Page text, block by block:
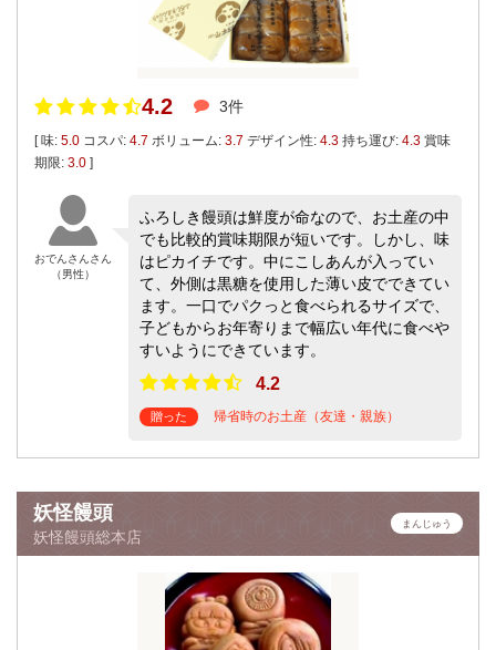
4.2 3件
[ 味: 5.0 コスパ: 4.7 ボリューム: 3.7 デザイン性: 4.3 持ち運び: 4.3 賞味
期限: 3.0 ]
おでんさんさん
（男性）
ふろしき饅頭は鮮度が命なので、お土産の中
でも比較的賞味期限が短いです。しかし、味
はピカイチです。中にこしあんが入ってい
て、外側は黒糖を使用した薄い皮でできてい
ます。一口でパクっと食べられるサイズで、
子どもからお年寄りまで幅広い年代に食べや
すいようにできています。
4.2
贈った 帰省時のお土産（友達・親族）
妖怪饅頭
妖怪饅頭総本店
まんじゅう